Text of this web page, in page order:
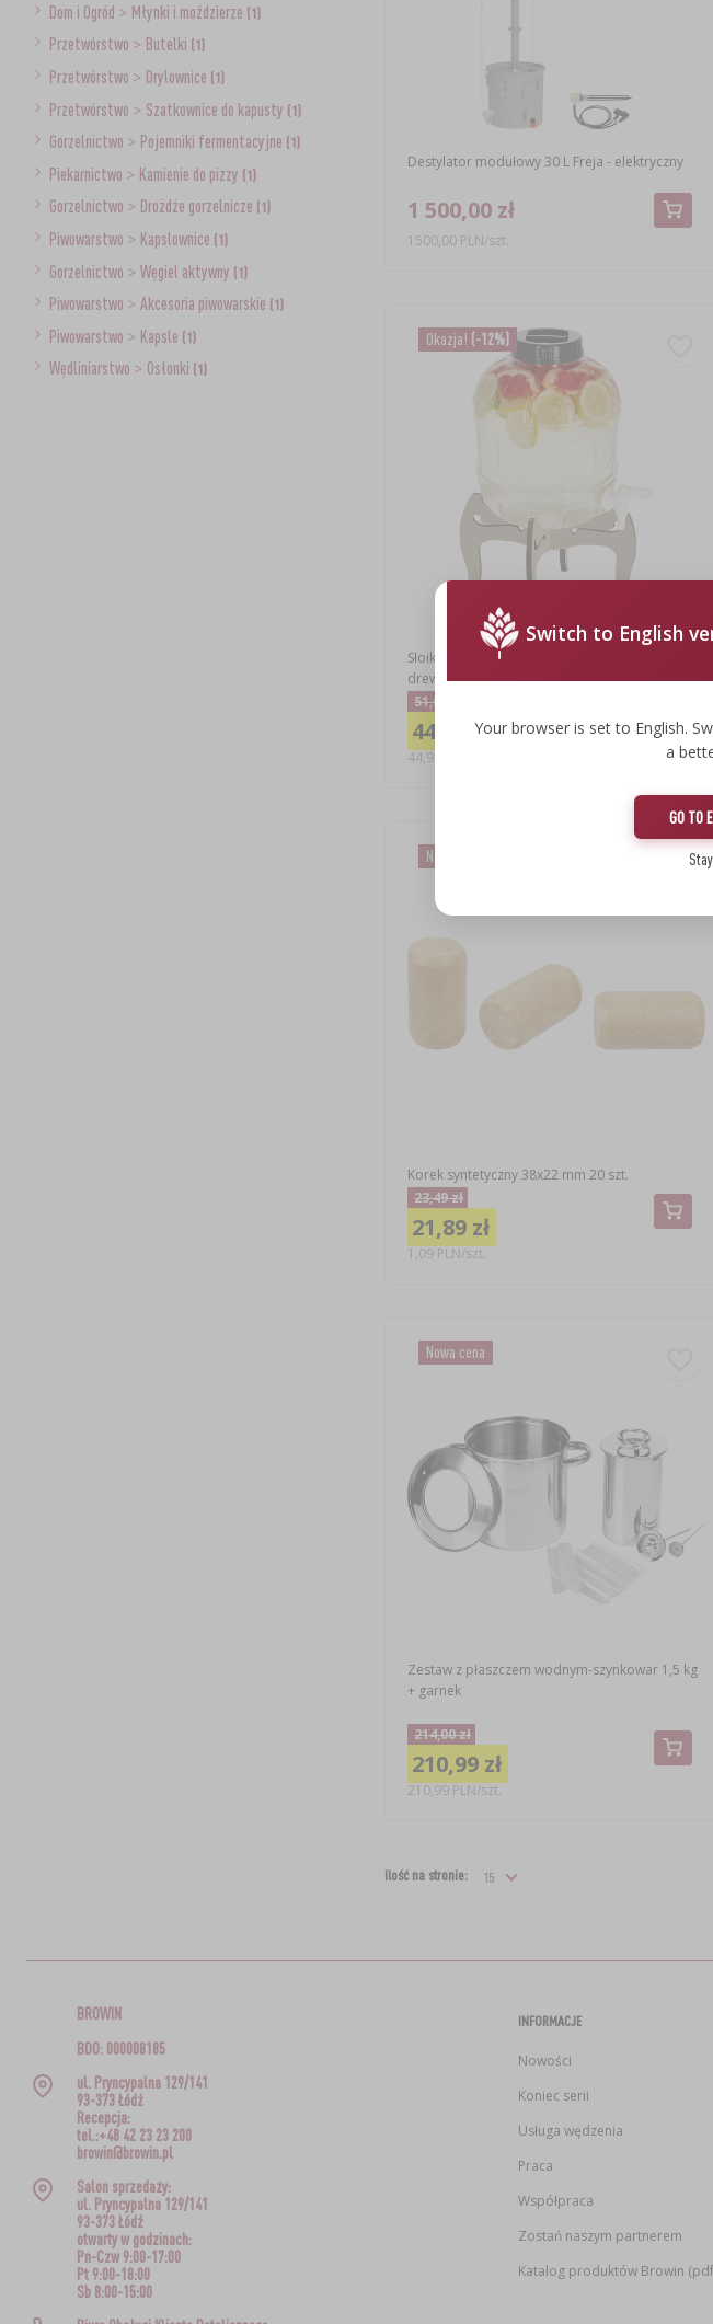
Dom i Ogród > Młynki i moździerze (1)
Przetwórstwo > Butelki (1)
Przetwórstwo > Drylownice (1)
Przetwórstwo > Szatkownice do kapusty (1)
Gorzelnictwo > Pojemniki fermentacyjne (1)
Piekarnictwo > Kamienie do pizzy (1)
Gorzelnictwo > Drożdże gorzelnicze (1)
Piwowarstwo > Kapslownice (1)
Gorzelnictwo > Węgiel aktywny (1)
Piwowarstwo > Akcesoria piwowarskie (1)
Piwowarstwo > Kapsle (1)
Wędliniarstwo > Osłonki (1)
Destylator modułowy 30 L Freja - elektryczny
1 500,00 zł
1500,00 PLN/szt.
Okazja! (-12%)
Słoik nietłukący 8L z kranikiem i dwustronnym,
drewnianym stojakiem
51,00 zł
44,90 zł
44,90 PLN/szt.
Nowa cena
Korek syntetyczny 38x22 mm 20 szt.
23,49 zł
21,89 zł
1,09 PLN/szt.
Nowa cena
Zestaw z płaszczem wodnym-szynkowar 1,5 kg
+ garnek
214,00 zł
210,99 zł
210,99 PLN/szt.
Ilość na stronie:
Switch to English
Your browser is set to English.
a
GO TO
BROWIN
BDO: 000008185
ul. Pryncypalna 129/141
93-373 Łódź
Recepcja:
tel.:+48 42 23 23 200
browin@browin.pl
Salon sprzedaży:
ul. Pryncypalna 129/141
93-373 Łódź
otwarty w godzinach:
Pn-Czw 9:00-17:00
Pt 9:00-18:00
Sb 8:00-15:00
INFORMACJE
Nowości
Koniec serii
Usługa wędzenia
Praca
Współpraca
Zostań naszym partnerem
Katalog produktów Browin